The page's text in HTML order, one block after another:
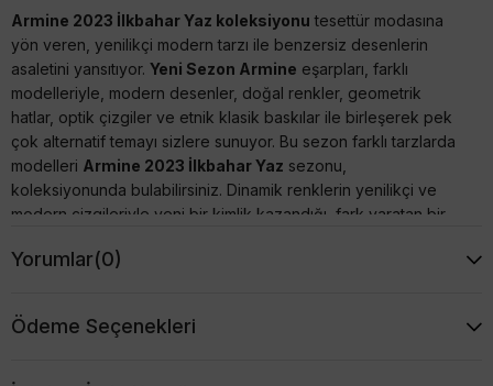
Armine 2023 İlkbahar Yaz koleksiyonu tesettür modasına
yön veren, yenilikçi modern tarzı ile benzersiz desenlerin
asaletini yansıtıyor. Yeni Sezon Armine eşarpları, farklı
modelleriyle, modern desenler, doğal renkler, geometrik
hatlar, optik çizgiler ve etnik klasik baskılar ile birleşerek pek
çok alternatif temayı sizlere sunuyor. Bu sezon farklı tarzlarda
modelleri Armine 2023 İlkbahar Yaz sezonu,
koleksiyonunda bulabilirsiniz. Dinamik renklerin yenilikçi ve
modern çizgileriyle yeni bir kimlik kazandığı, fark yaratan bir
uygun modeli seçmenin keyfini çıkartınız :) Şimdi favori
modeliniz tükenmedenArmine Yeni Sezon Eşarp 2023
Yorumlar(0)
Ödeme Seçenekleri